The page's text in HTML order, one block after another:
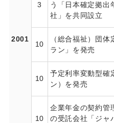
2001
3
う「日本確定拠出
社」を共同設立
10
（総合福祉）団
ラン」を発売
10
予定利率変動型確
ン）を発売
10
企業年金の契約管
の受託会社「ジャ